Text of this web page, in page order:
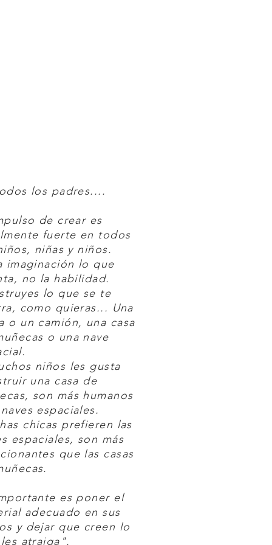
los padres....
de crear es
fuerte en todos
niñas y niños.
imaginación lo que
no la habilidad.
lo que se te
como quieras... Una
o un camión, una casa
o una nave
niños les gusta
una casa de
son más humanos
espaciales.
chicas prefieren las
espaciales, son más
que las casas
es poner el
adecuado en sus
y dejar que creen lo
atraiga".